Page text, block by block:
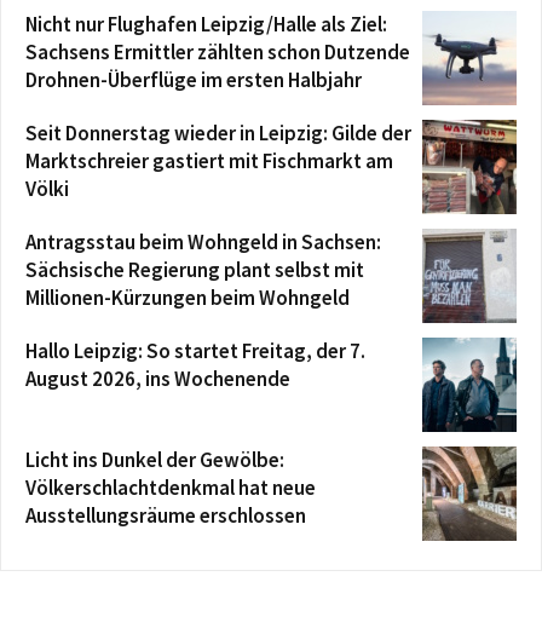
Nicht nur Flughafen Leipzig/Halle als Ziel:
Sachsens Ermittler zählten schon Dutzende
Drohnen-Überflüge im ersten Halbjahr
Seit Donnerstag wieder in Leipzig: Gilde der
Marktschreier gastiert mit Fischmarkt am
Völki
Antragsstau beim Wohngeld in Sachsen:
Sächsische Regierung plant selbst mit
Millionen-Kürzungen beim Wohngeld
Hallo Leipzig: So startet Freitag, der 7.
August 2026, ins Wochenende
Licht ins Dunkel der Gewölbe:
Völkerschlachtdenkmal hat neue
Ausstellungsräume erschlossen